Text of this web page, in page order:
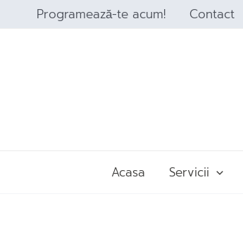
Programează-te acum! Contact
Acasa Servicii